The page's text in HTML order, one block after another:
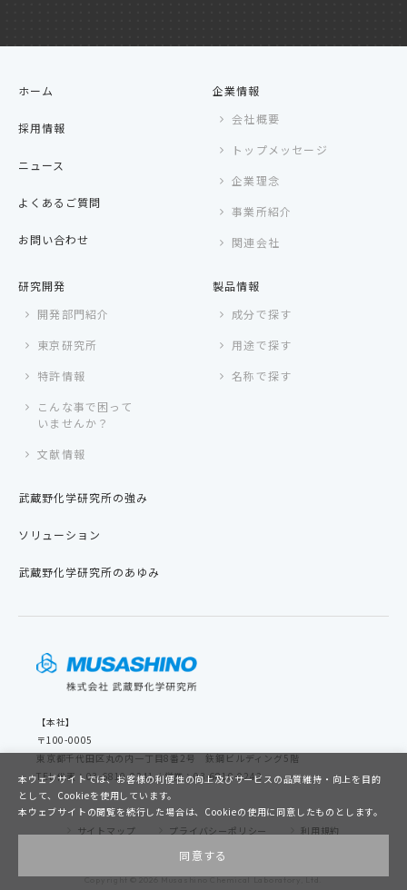
ホーム
採用情報
ニュース
よくあるご質問
お問い合わせ
企業情報
会社概要
トップメッセージ
企業理念
事業所紹介
関連会社
研究開発
開発部門紹介
東京研究所
特許情報
こんな事で困って
いませんか？
文献情報
製品情報
成分で探す
用途で探す
名称で探す
武蔵野化学研究所の強み
ソリューション
武蔵野化学研究所のあゆみ
【本社】
〒100-0005
東京都千代田区丸の内一丁目8番2号 鉃鋼ビルディング5階
TEL 代表：03-6810-0241 / 営業：03-6810-0242
Copyright ©2026Musashino Chemical Laboratory, Ltd.
サイトマップ プライバシーポリシー 利用規約
本ウェブサイトでは、お客様の利便性の向上及びサービスの品質維持・向上を目的
として、Cookieを使用しています。
本ウェブサイトの閲覧を続行した場合は、Cookieの使用に同意したものとします。
同意する